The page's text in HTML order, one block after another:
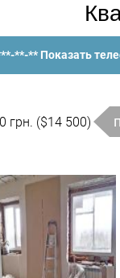
**-** Показать
грн. ($14 500)